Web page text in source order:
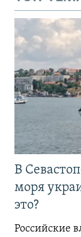
В
моря
это?
Российские